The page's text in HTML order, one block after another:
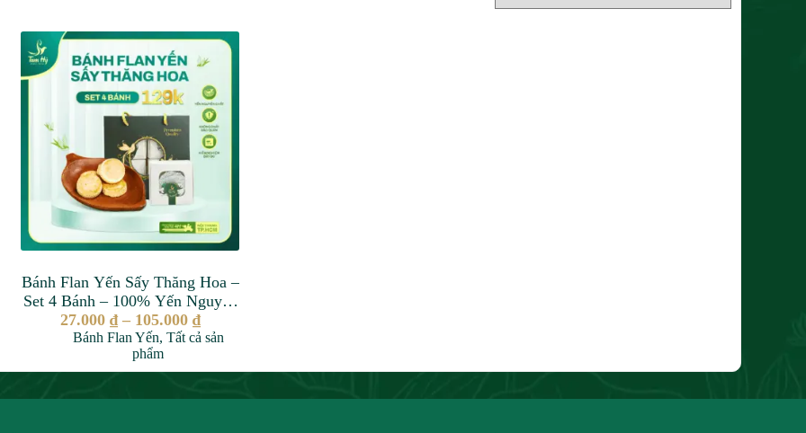
Bánh Flan Yến Sấy Thăng Hoa –
Set 4 Bánh – 100% Yến Nguyên
Chất – Không Chất Bảo Quản –
Set Quà Tặng
27.000 ₫ – 105.000 ₫
Bánh Flan Yến, Tất cả sản
phẩm